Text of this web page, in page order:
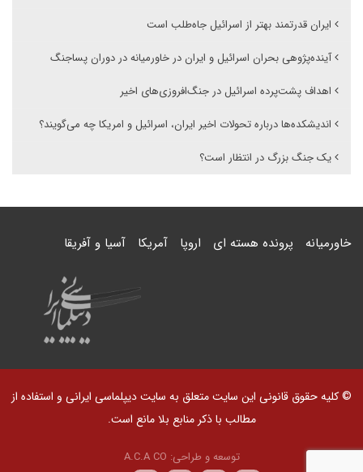
ایران قدرتمند بهتر از اسرائیل جاه‌طلب است
آینده‌پژوهی بحران اسرائیل و ایران در خاورمیانه در دوران پساجنگ
اهداف پشت‌پرده اسرائیل در جنگ‌افروزی‌های اخیر
اندیشکده‌ها درباره تحولات اخیر ایران، اسرائیل و امریکا چه می‌گویند؟
یک جنگ بزرگ در انتظار است؟
خاورمیانه پرونده هسته ای اروپا آمریکا آسیا و آفریقا
© کلیه حقوق قانونی این سایت متعلق به سایت دیپلماسی ایرانی و استفاده از
مطالب با ذکر منابع بلا مانع است.
توسعه و طراحی: A.C.A CO